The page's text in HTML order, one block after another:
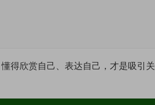
得欣赏自己、表达自己，才是吸引关